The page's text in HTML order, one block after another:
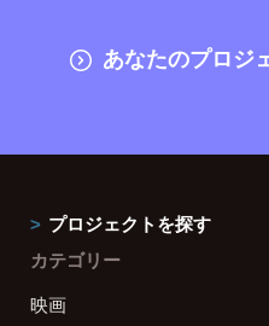
あなたのプロジ
プロジェクトを探す
カテゴリー
映画